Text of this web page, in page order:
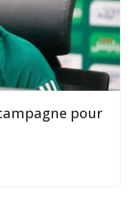
pour